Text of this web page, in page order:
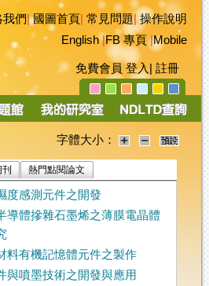
我們|國圖首頁 常見問題|操作說明
English|FB 專頁|Mobile
免費會員 登入 註冊
字體大小：
熱門點閱論文
度感測元件之開發
導體摻雜石墨烯之薄膜電晶體
料有機記憶體元件之製作
與噴墨技術之開發與應用